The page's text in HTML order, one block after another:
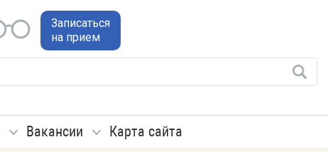
Записаться
на прием
Вакансии Карта сайта